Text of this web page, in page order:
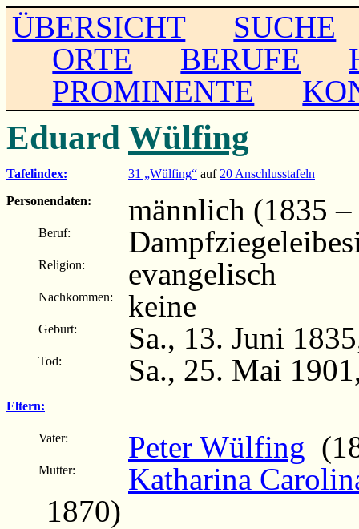
ÜBERSICHT
SUCHE
ORTE
BERUFE
PROMINENTE
Eduard Wülfing
Tafelindex: 31 „Wülfing“ auf 20 Anschlusstafeln
Personendaten:
männlich (1835
Beruf:
Religion: evangelisch
Nachkommen: keine
Geburt: Sa., 13. Juni
Tod: Sa., 25. Mai
Eltern:
Vater: Peter Wülfing
Mutter:
Katharina
1870)